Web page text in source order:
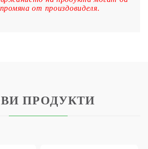
от произдовиделя.
ПРОДУКТИ